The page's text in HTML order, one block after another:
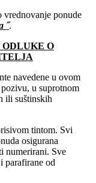
ponude
˝.
ODLUKE O
navedene u ovom
u suprotnom
ili suštinskih
tintom. Svi
osigurana
numerirani. Sve
parafirane od